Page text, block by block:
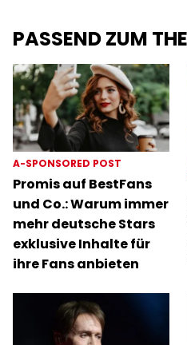
PASSEND ZUM
A-SPONSORED POST
Promis auf BestFans
und Co.: Warum immer
mehr deutsche Stars
exklusive Inhalte für
ihre Fans anbieten